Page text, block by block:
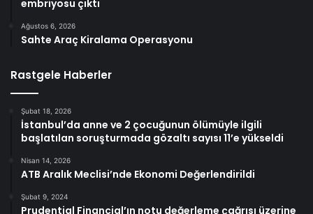
embriyosu çıktı
Ağustos 6, 2026
Sahte Araç Kiralama Operasyonu
Rastgele Haberler
Şubat 18, 2026
İstanbul’da anne ve 2 çocuğunun ölümüyle ilgili
başlatılan soruşturmada gözaltı sayısı 11’e yükseldi
Nisan 14, 2026
ATB Aralık Meclisi’nde Ekonomi Değerlendirildi
Şubat 9, 2024
Prudential Financial’ın notu değerleme çağrısı üzerine